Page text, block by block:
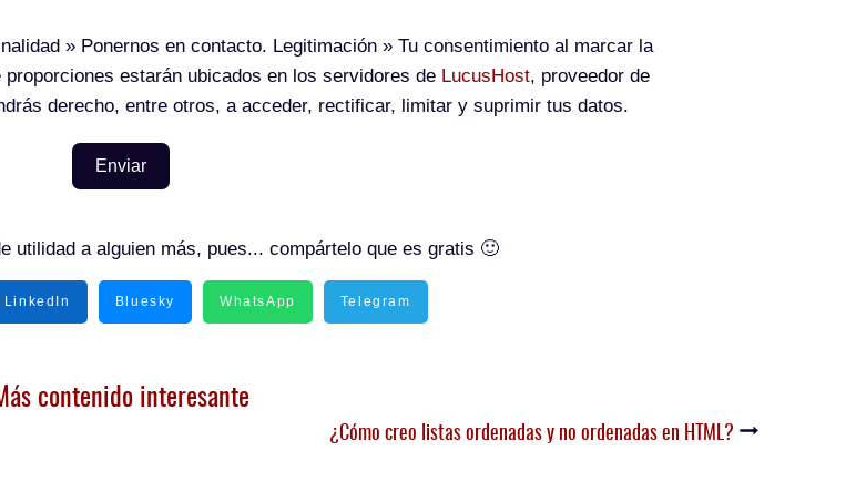
» Ponernos en contacto. Legitimación » Tu consentimiento al marcar la
proporciones estarán ubicados en los servidores de LucusHost, proveedor de
derecho, entre otros, a acceder, rectificar, limitar y suprimir tus datos.
Enviar
utilidad a alguien más, pues... compártelo que es gratis 🙂
LinkedIn Bluesky WhatsApp Telegram
contenido interesante
¿Cómo creo listas ordenadas y no ordenadas en HTML?